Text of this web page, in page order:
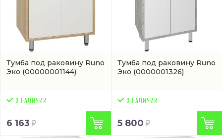
Тумба под раковину Runo
Эко (00000001144)
6 163
Тумба под раковину Runo
Эко (0000001326)
5 800